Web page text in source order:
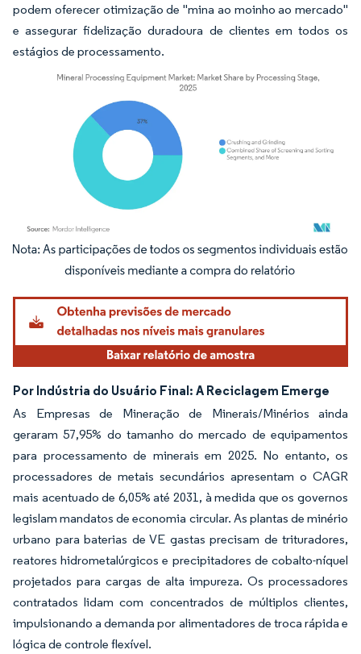
podem oferecer otimização de "mina ao moinho ao mercado"
e assegurar fidelização duradoura de clientes em todos os
estágios de processamento.
Imagem © Mordor Intelligence. O reuso requer atribuição conforme CC BY 4.0.
Por Indústria do Usuário Final: A Reciclagem Emerge
As Empresas de Mineração de Minerais/Minérios ainda
geraram 57,95% do tamanho do mercado de equipamentos
para processamento de minerais em 2025. No entanto, os
processadores de metais secundários apresentam o CAGR
mais acentuado de 6,05% até 2031, à medida que os governos
legislam mandatos de economia circular. As plantas de minério
urbano para baterias de VE gastas precisam de trituradores,
reatores hidrometalúrgicos e precipitadores de cobalto-níquel
projetados para cargas de alta impureza. Os processadores
contratados lidam com concentrados de múltiplos clientes,
impulsionando a demanda por alimentadores de troca rápida e
lógica de controle flexível.